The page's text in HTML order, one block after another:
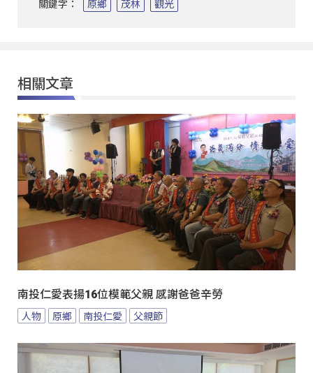
關鍵字： 原鄉 茂林 觀光
相關文章
南投仁愛表揚16位模範父親 感謝爸爸辛勞
人物 原鄉 南投仁愛 父親節